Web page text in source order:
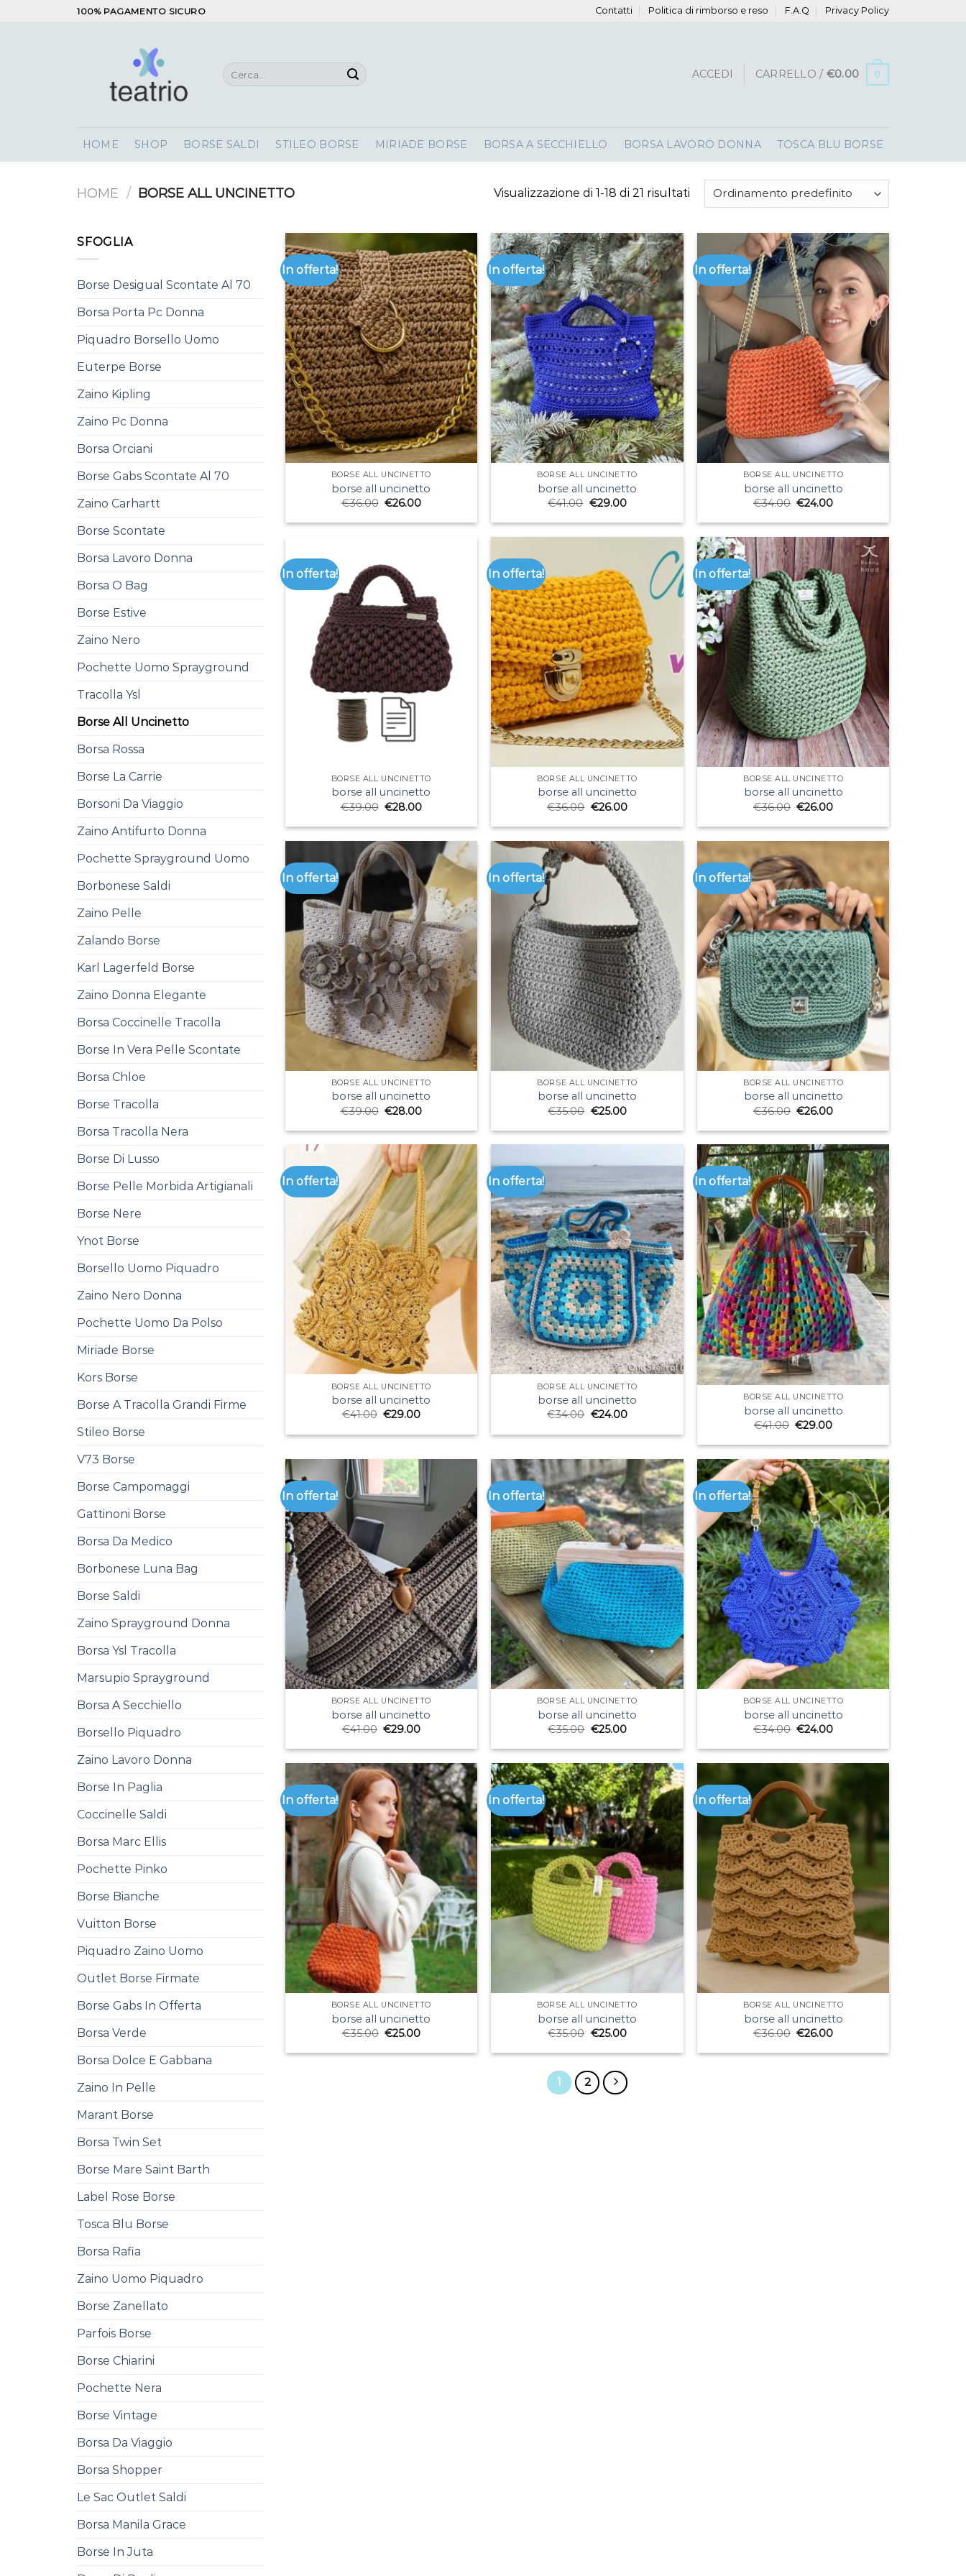
100% PAGAMENTO SICURO Contatti Politica di rimborso e reso F.A.Q Privacy Policy
Cerca: ACCEDI CARRELLO / €0.00 0
HOME SHOP BORSE SALDI STILEO BORSE MIRIADE BORSE BORSA A SECCHIELLO BORSA LAVORO DONNA TOSCA BLU BORSE
HOME / BORSE ALL UNCINETTO Visualizzazione di 1-18 di 21 risultati
SFOGLIA
Borse Desigual Scontate Al 70
Borsa Porta Pc Donna
Piquadro Borsello Uomo
Euterpe Borse
Zaino Kipling
Zaino Pc Donna
Borsa Orciani
Borse Gabs Scontate Al 70
Zaino Carhartt
Borse Scontate
Borsa Lavoro Donna
Borsa O Bag
Borse Estive
Zaino Nero
Pochette Uomo Sprayground
Tracolla Ysl
Borse All Uncinetto
Borsa Rossa
Borse La Carrie
Borsoni Da Viaggio
Zaino Antifurto Donna
Pochette Sprayground Uomo
Borbonese Saldi
Zaino Pelle
Zalando Borse
Karl Lagerfeld Borse
Zaino Donna Elegante
Borsa Coccinelle Tracolla
Borse In Vera Pelle Scontate
Borsa Chloe
Borse Tracolla
Borsa Tracolla Nera
Borse Di Lusso
Borse Pelle Morbida Artigianali
Borse Nere
Ynot Borse
Borsello Uomo Piquadro
Zaino Nero Donna
Pochette Uomo Da Polso
Miriade Borse
Kors Borse
Borse A Tracolla Grandi Firme
Stileo Borse
V73 Borse
Borse Campomaggi
Gattinoni Borse
Borsa Da Medico
Borbonese Luna Bag
Borse Saldi
Zaino Sprayground Donna
Borsa Ysl Tracolla
Marsupio Sprayground
Borsa A Secchiello
Borsello Piquadro
Zaino Lavoro Donna
Borse In Paglia
Coccinelle Saldi
Borsa Marc Ellis
Pochette Pinko
Borse Bianche
Vuitton Borse
Piquadro Zaino Uomo
Outlet Borse Firmate
Borse Gabs In Offerta
Borsa Verde
Borsa Dolce E Gabbana
Zaino In Pelle
Marant Borse
Borsa Twin Set
Borse Mare Saint Barth
Label Rose Borse
Tosca Blu Borse
Borsa Rafia
Zaino Uomo Piquadro
Borse Zanellato
Parfois Borse
Borse Chiarini
Pochette Nera
Borse Vintage
Borsa Da Viaggio
Borsa Shopper
Le Sac Outlet Saldi
Borsa Manila Grace
Borse In Juta
In offerta!
BORSE ALL UNCINETTO
borse all uncinetto
€36.00 €26.00
In offerta!
BORSE ALL UNCINETTO
borse all uncinetto
€41.00 €29.00
In offerta!
BORSE ALL UNCINETTO
borse all uncinetto
€34.00 €24.00
In offerta!
BORSE ALL UNCINETTO
borse all uncinetto
€39.00 €28.00
In offerta!
BORSE ALL UNCINETTO
borse all uncinetto
€36.00 €26.00
In offerta!
BORSE ALL UNCINETTO
borse all uncinetto
€36.00 €26.00
In offerta!
BORSE ALL UNCINETTO
borse all uncinetto
€39.00 €28.00
In offerta!
BORSE ALL UNCINETTO
borse all uncinetto
€35.00 €25.00
In offerta!
BORSE ALL UNCINETTO
borse all uncinetto
€36.00 €26.00
In offerta!
BORSE ALL UNCINETTO
borse all uncinetto
€41.00 €29.00
In offerta!
BORSE ALL UNCINETTO
borse all uncinetto
€34.00 €24.00
In offerta!
BORSE ALL UNCINETTO
borse all uncinetto
€41.00 €29.00
In offerta!
BORSE ALL UNCINETTO
borse all uncinetto
€41.00 €29.00
In offerta!
BORSE ALL UNCINETTO
borse all uncinetto
€35.00 €25.00
In offerta!
BORSE ALL UNCINETTO
borse all uncinetto
€34.00 €24.00
In offerta!
BORSE ALL UNCINETTO
borse all uncinetto
€35.00 €25.00
In offerta!
BORSE ALL UNCINETTO
borse all uncinetto
€35.00 €25.00
In offerta!
BORSE ALL UNCINETTO
borse all uncinetto
€36.00 €26.00
1 2